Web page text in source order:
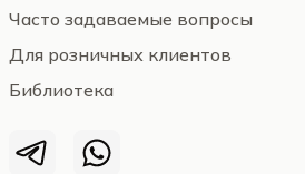
Часто задаваемые вопросы
Для розничных клиентов
Библиотека